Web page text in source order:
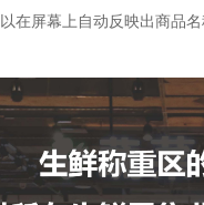
在屏幕上自动反映出商品